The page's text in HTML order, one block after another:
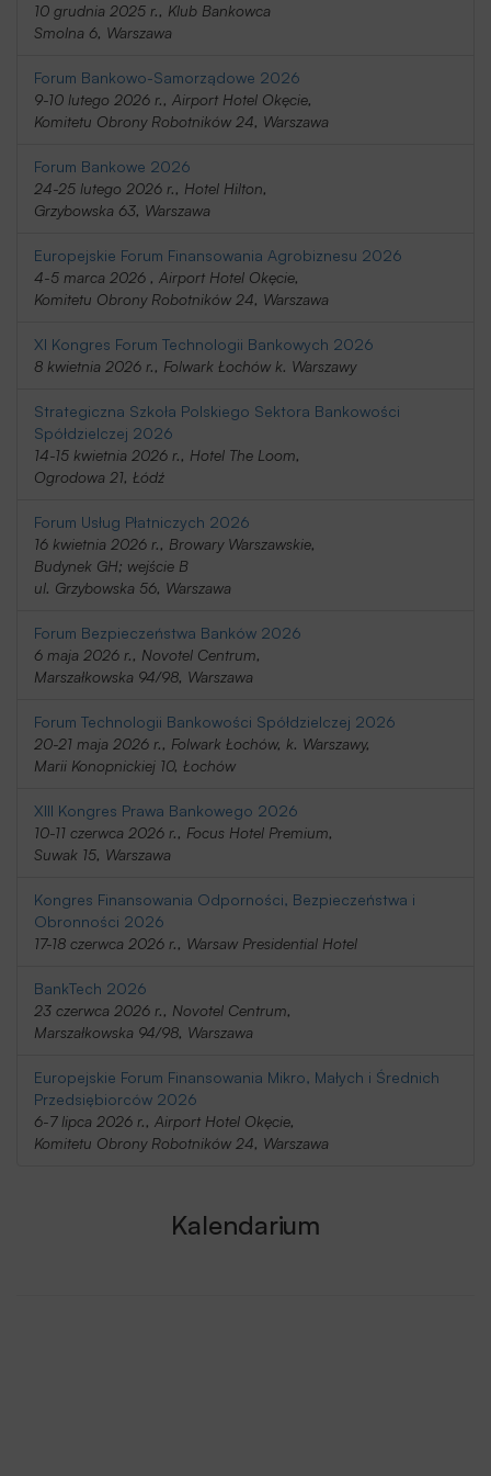
10 grudnia 2025 r., Klub Bankowca
Smolna 6, Warszawa
Forum Bankowo-Samorządowe 2026
9-10 lutego 2026 r., Airport Hotel Okęcie,
Komitetu Obrony Robotników 24, Warszawa
Forum Bankowe 2026
24-25 lutego 2026 r., Hotel Hilton,
Grzybowska 63, Warszawa
Europejskie Forum Finansowania Agrobiznesu 2026
4-5 marca 2026 , Airport Hotel Okęcie,
Komitetu Obrony Robotników 24, Warszawa
XI Kongres Forum Technologii Bankowych 2026
8 kwietnia 2026 r., Folwark Łochów k. Warszawy
Strategiczna Szkoła Polskiego Sektora Bankowości
Spółdzielczej 2026
14-15 kwietnia 2026 r., Hotel The Loom,
Ogrodowa 21, Łódź
Forum Usług Płatniczych 2026
16 kwietnia 2026 r., Browary Warszawskie,
Budynek GH; wejście B
ul. Grzybowska 56, Warszawa
Forum Bezpieczeństwa Banków 2026
6 maja 2026 r., Novotel Centrum,
Marszałkowska 94/98, Warszawa
Forum Technologii Bankowości Spółdzielczej 2026
20-21 maja 2026 r., Folwark Łochów, k. Warszawy,
Marii Konopnickiej 10, Łochów
XIII Kongres Prawa Bankowego 2026
10-11 czerwca 2026 r., Focus Hotel Premium,
Suwak 15, Warszawa
Kongres Finansowania Odporności, Bezpieczeństwa i
Obronności 2026
17-18 czerwca 2026 r., Warsaw Presidential Hotel
BankTech 2026
23 czerwca 2026 r., Novotel Centrum,
Marszałkowska 94/98, Warszawa
Europejskie Forum Finansowania Mikro, Małych i Średnich
Przedsiębiorców 2026
6-7 lipca 2026 r., Airport Hotel Okęcie,
Komitetu Obrony Robotników 24, Warszawa
Kalendarium